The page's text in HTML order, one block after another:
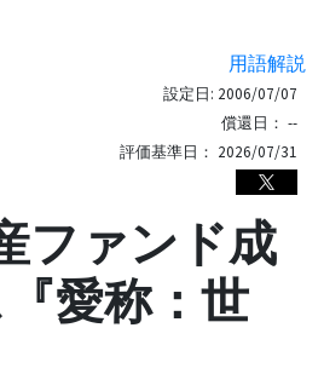
用語解説
設定日: 2006/07/07
償還日： --
評価基準日： 2026/07/31
ファンド成
愛称：世